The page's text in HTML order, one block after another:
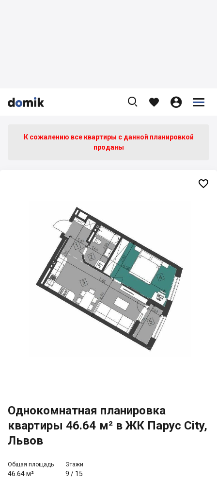


    


К сожалению все квартиры c данной планировкой
проданы
Однокомнатная планировка
квартиры 46.64 м² в ЖК Парус City,
Львов
Общая площадь
46.64 м²
Этажи
9 / 15
